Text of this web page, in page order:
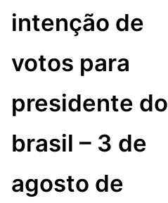
intenção de
votos para
presidente do
brasil – 3 de
agosto de